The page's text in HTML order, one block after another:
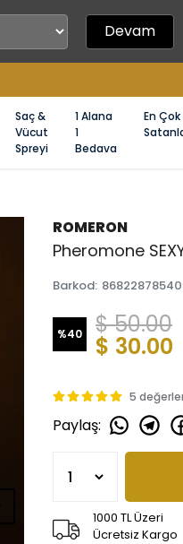
Devam
Saç &
Vücut
Spreyi
1 Alana
1
Bedava
En Çok
ROMERON
Pheromone
Barkod:
%40 $ 50.00
$ 30.00
5
Paylaş:
1000 TL Üzeri
Ücretsiz Kargo